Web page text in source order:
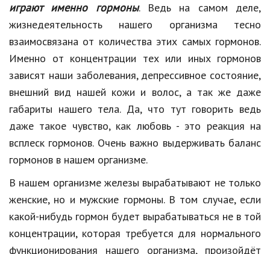
Обзоры
Красота и здоровье
Hi-Tech. Интернет
Авто, мото
Дом и сад
Недвижимость
Спорт и фитнес
Психология и отношения
Творчество и рукоделие
играют именно гормоны. Ведь на самом деле,
жизнедеятельность нашего организма тесно
взаимосвязана от количества этих самых гормонов.
Именно от концентрации тех или иных гормонов
зависят наши заболевания, депрессивное состояние,
внешний вид нашей кожи и волос, а так же даже
габариты нашего тела. Да, что тут говорить ведь
даже такое чувство, как любовь - это реакция на
всплеск гормонов. Очень важно выдерживать баланс
гормонов в нашем организме.
В нашем организме железы вырабатывают не только
женские, но и мужские гормоны. В том случае, если
какой-нибудь гормон будет вырабатываться не в той
концентрации, которая требуется для нормального
функционирования нашего организма, произойдёт